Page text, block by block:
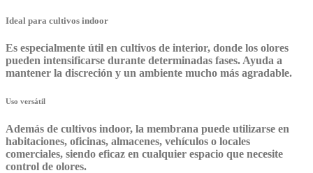
Ideal para cultivos indoor
Es especialmente útil en cultivos de interior, donde los olores
pueden intensificarse durante determinadas fases. Ayuda a
mantener la discreción y un ambiente mucho más agradable.
Uso versátil
Además de cultivos indoor, la membrana puede utilizarse en
habitaciones, oficinas, almacenes, vehículos o locales
comerciales, siendo eficaz en cualquier espacio que necesite
control de olores.